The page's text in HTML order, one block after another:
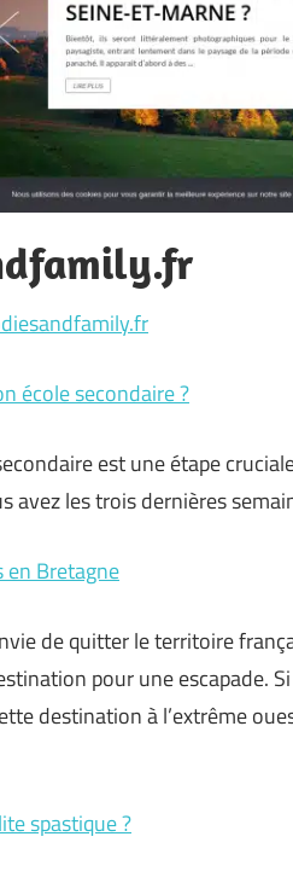
école secondaire ?
est une étape
avez les trois dernières
en Bretagne
de quitter le territoire
pour une escapade.
destination à l’extrême
spastique ?